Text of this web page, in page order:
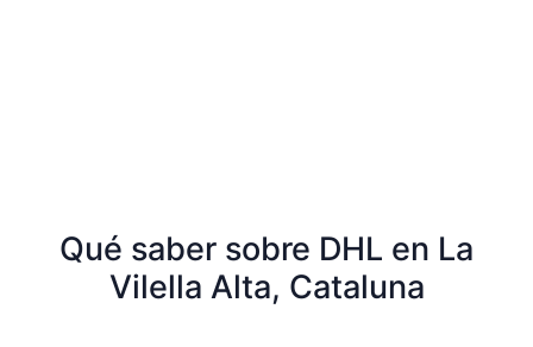
Qué saber sobre DHL en La
Vilella Alta, Cataluna